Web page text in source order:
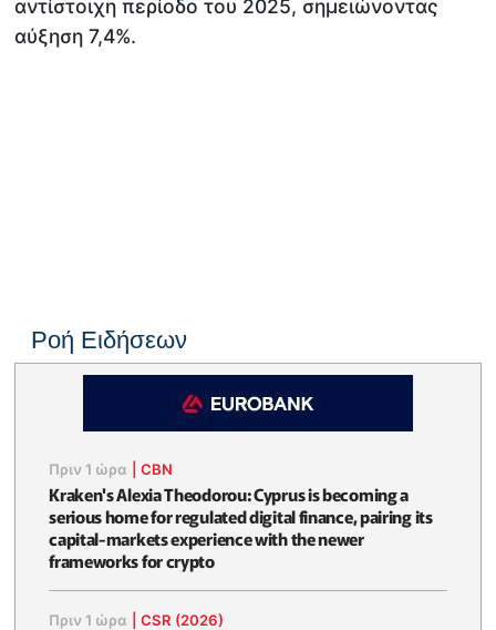
αντίστοιχη περίοδο του 2025, σημειώνοντας
αύξηση 7,4%.
Ροή Ειδήσεων
Πριν 1 ώρα |CBN
Kraken's Alexia Theodorou: Cyprus is becoming a
serious home for regulated digital finance, pairing its
capital-markets experience with the newer
frameworks for crypto
Πριν 1 ώρα |CSR (2026)